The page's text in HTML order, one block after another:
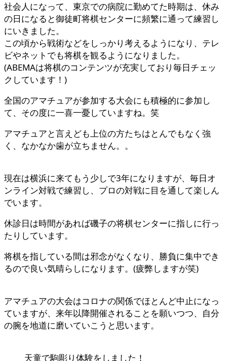
社会人になって、東京での病院に勤めてた時期は、休み
の日になると御徒町将棋センターに頻繁に通って練習し
にいきました。
この頃から戦術などをしっかり考えるようになり、テレ
ビやネットでも将棋を観るようになりました。
(ABEMAは将棋のコンテンツが充実しており毎日チェッ
クしています！)
全国のアマチュアが参加する大会にも積極的に参加し
て、その度に一喜一憂していますね。笑
アマチュアと言えども上位の方たちはとんでもなく強
く、なかなか歯が立ちません。。
現在は横浜に来てもう少しで3年になりますが、毎日オ
ンライン対戦で練習し、プロの対戦に目を通して楽しん
でいます。
休診日は時間があれば磯子の将棋センターに指しに行っ
たりしています。
将棋を指している間は邪念がなくなり、勝負に集中でき
るので良い気晴らしになります。(疲弊しますが笑)
アマチュアの大会はコロナの関係でほとんど中止になっ
ていますが、来年以降開催されることを願いつつ、自分
の腕を地道に磨いていこうと思います。
天童で駒彫り体験をしました！